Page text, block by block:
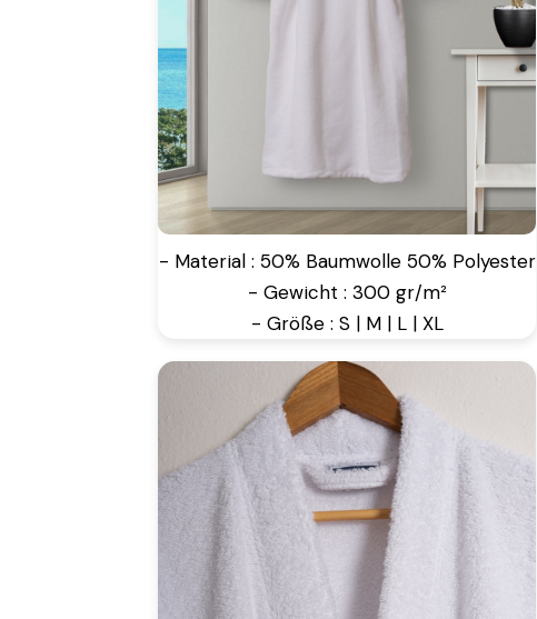
- Material : 50% Baumwolle 50% Polyester
- Gewicht : 300 gr/m²
- Größe : S | M | L | XL